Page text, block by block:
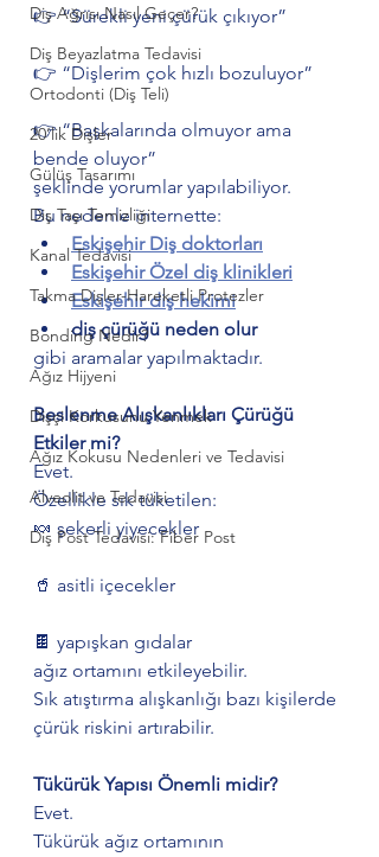
Diş Ağrısı Nasıl Geçer?
Diş Beyazlatma Tedavisi
Ortodonti (Diş Teli)
20’lik Dişler
Gülüş Tasarımı
Diş Taşı Temizliği
Kanal Tedavisi
Takma Dişler-Hareketli Protezler
Bonding Nedir?
Ağız Hijyeni
Dişçi Korkusunu Yenmek
Ağız Kokusu Nedenleri ve Tedavisi
Alveolit ve Tedavisi
Diş Post Tedavisi: Fiber Post
👉 “Sürekli yeni çürük çıkıyor”
👉 “Dişlerim çok hızlı bozuluyor”
👉 “Başkalarında olmuyor ama
bende oluyor”
şeklinde yorumlar yapılabiliyor.
Bu nedenle internette:
Eskişehir Diş doktorları
Eskişehir Özel diş klinikleri
Eskişehir diş hekimi
diş çürüğü neden olur
gibi aramalar yapılmaktadır.
Beslenme Alışkanlıkları Çürüğü
Etkiler mi?
Evet.
Özellikle sık tüketilen:
🍬 şekerli yiyecekler
🥤 asitli içecekler
🍫 yapışkan gıdalar
ağız ortamını etkileyebilir.
Sık atıştırma alışkanlığı bazı kişilerde
çürük riskini artırabilir.
Tükürük Yapısı Önemli midir?
Evet.
Tükürük ağız ortamının